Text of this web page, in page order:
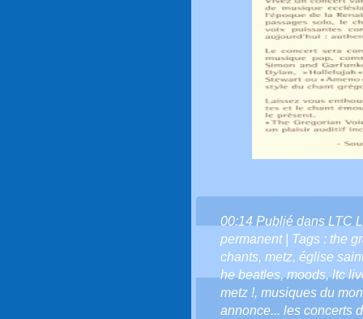
00:14 Publié dans LTC
permanent| Tags : the
chants, metz, église
he beatles,moods,ltc
metz !, musiques du
annonce... les concerts